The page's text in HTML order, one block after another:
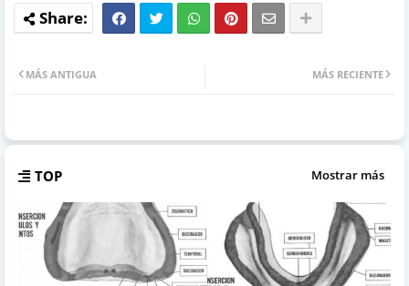
MÁS RECIENTE
MÁS ANTIGUA
TOP Mostrar más